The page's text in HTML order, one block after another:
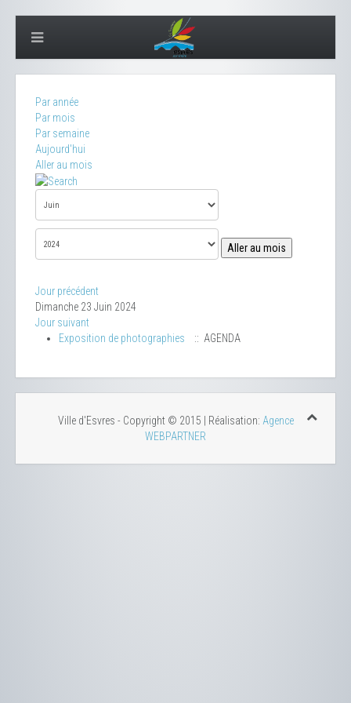
Par année
Par mois
Par semaine
Aujourd'hui
Aller au mois
Aller au mois
Jour précédent
Dimanche 23 Juin 2024
Jour suivant
Exposition de photographies
:: AGENDA
Ville d'Esvres - Copyright © 2015 | Réalisation: Agence
WEBPARTNER